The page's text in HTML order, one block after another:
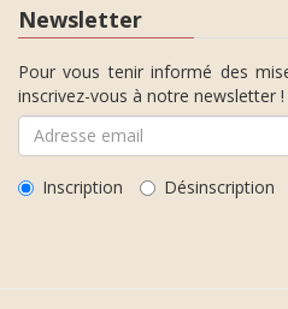
Newsletter
Pour vous tenir informé des
inscrivez-vous à notre newsletter !
Inscription Désinscription